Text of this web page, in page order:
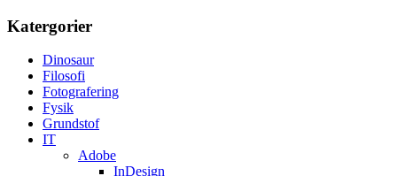
Katergorier
Dinosaur
Filosofi
Fotografering
Fysik
Grundstof
IT
Adobe
InDesign